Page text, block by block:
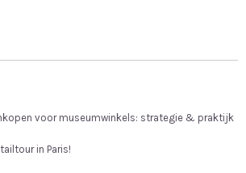
voor museumwinkels: strategie & praktijk
in Paris!